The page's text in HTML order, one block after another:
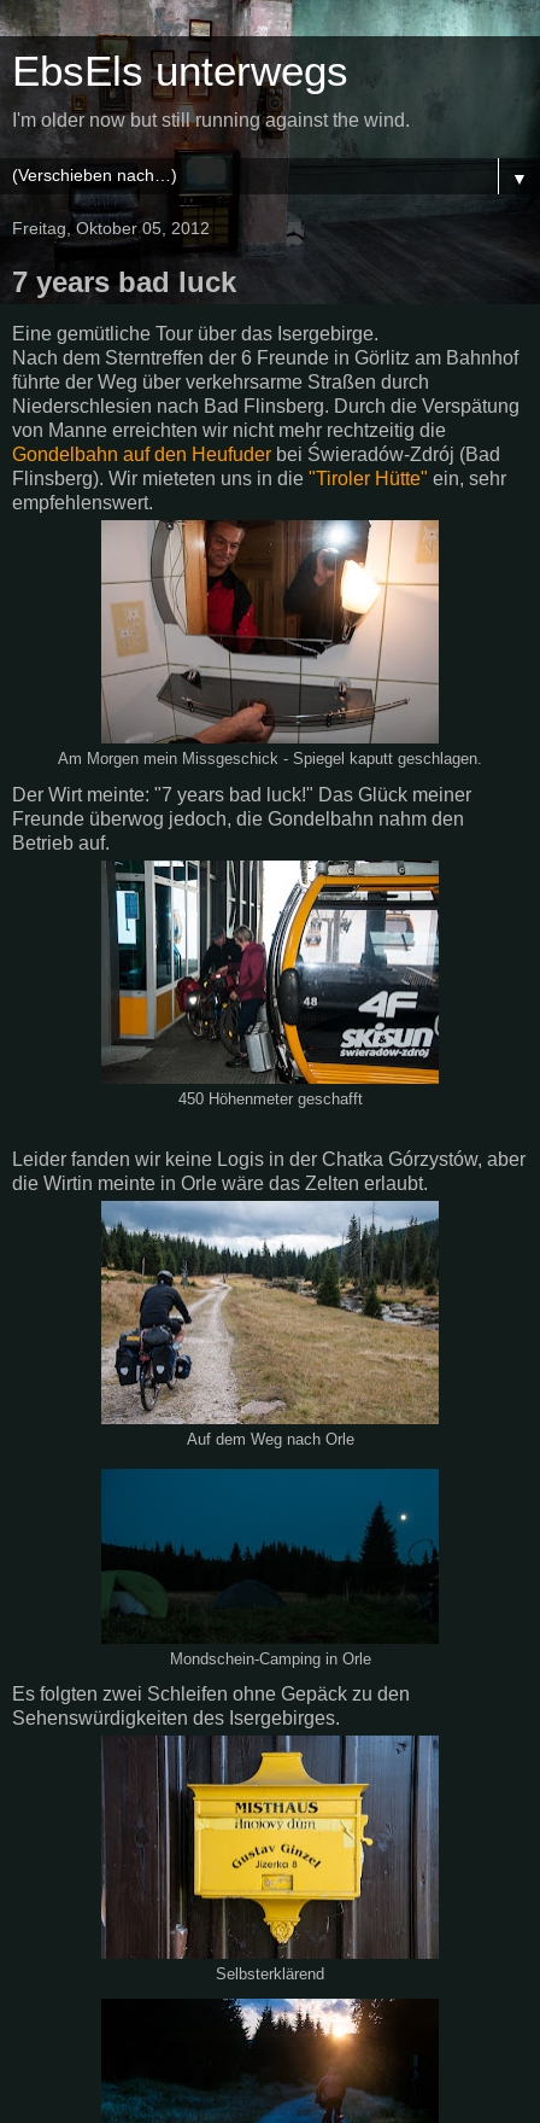
EbsEls unterwegs
I'm older now but still running against the wind.
▼
Freitag, Oktober 05, 2012
7 years bad luck
Eine gemütliche Tour über das Isergebirge.
Nach dem Sterntreffen der 6 Freunde in Görlitz am Bahnhof
führte der Weg über verkehrsarme Straßen durch
Niederschlesien nach Bad Flinsberg. Durch die Verspätung
von Manne erreichten wir nicht mehr rechtzeitig die
Gondelbahn auf den Heufuder bei Świeradów-Zdrój (Bad
Flinsberg). Wir mieteten uns in die "Tiroler Hütte" ein, sehr
empfehlenswert.
Am Morgen mein Missgeschick - Spiegel kaputt geschlagen.
Der Wirt meinte: "7 years bad luck!" Das Glück meiner
Freunde überwog jedoch, die Gondelbahn nahm den
Betrieb auf.
450 Höhenmeter geschafft
Leider fanden wir keine Logis in der Chatka Górzystów, aber
die Wirtin meinte in Orle wäre das Zelten erlaubt.
Auf dem Weg nach Orle
Mondschein-Camping in Orle
Es folgten zwei Schleifen ohne Gepäck zu den
Sehenswürdigkeiten des Isergebirges.
Selbsterklärend